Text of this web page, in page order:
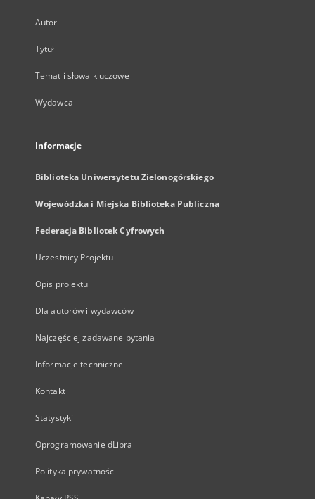
Autor
Tytuł
Temat i słowa kluczowe
Wydawca
Informacje
Biblioteka Uniwersytetu Zielonogórskiego
Wojewódzka i Miejska Biblioteka Publiczna
Federacja Bibliotek Cyfrowych
Uczestnicy Projektu
Opis projektu
Dla autorów i wydawców
Najczęściej zadawane pytania
Informacje techniczne
Kontakt
Statystyki
Oprogramowanie dLibra
Polityka prywatności